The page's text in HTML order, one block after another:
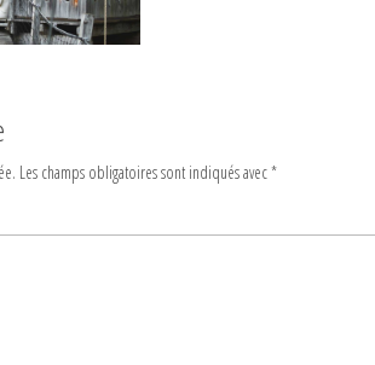
Les champs obligatoires sont indiqués avec*